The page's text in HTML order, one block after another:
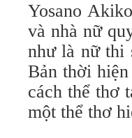
Yosano
và nhà nữ
như là nữ thi
Bản thời
cách thể thơ
một thể thơ